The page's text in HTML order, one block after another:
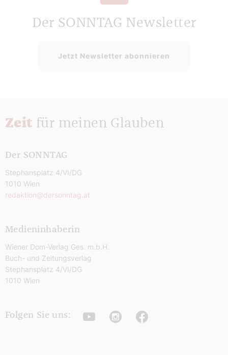
Der SONNTAG Newsletter
Jetzt Newsletter abonnieren
Zeit für meinen Glauben
Der SONNTAG
Stephansplatz 4/VI/DG
1010 Wien
redaktion@dersonntag.at
Medieninhaberin
Wiener Dom-Verlag Ges. m.b.H.
Buch- und Zeitungsverlag
Stephansplatz 4/VI/DG
1010 Wien
Folgen Sie uns: YoutubeInstagramFacebook